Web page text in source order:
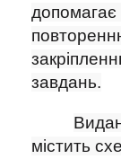
допомагає
завдань.
містить